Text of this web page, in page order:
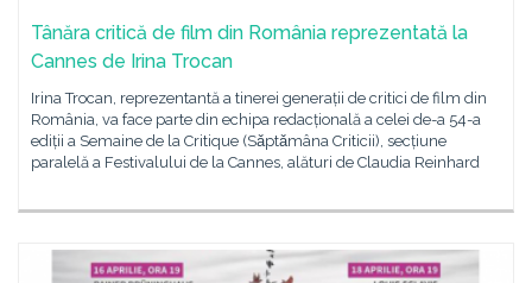
Tânăra critică de film din România reprezentată la
Cannes de Irina Trocan
Irina Trocan, reprezentantă a tinerei generații de critici de film din
România, va face parte din echipa redacțională a celei de-a 54-a
ediții a Semaine de la Critique (Sǎptǎmâna Criticii), secțiune
paralelă a Festivalului de la Cannes, alături de Claudia Reinhard